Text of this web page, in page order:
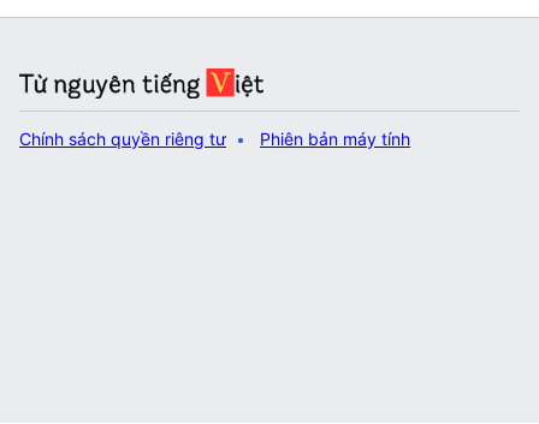
Chính sách quyền riêng tư Phiên bản máy tính